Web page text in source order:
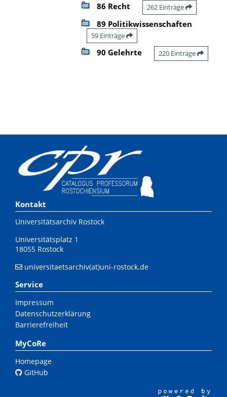
86 Recht 262 Einträge
89 Politikwissenschaften
59 Einträge
90 Gelehrte 220 Einträge
Kontakt
Universitätsarchiv Rostock
Universitätsplatz 1
18055 Rostock
universitaetsarchiv(at)uni-rostock.de
Service
Impressum
Datenschutzerklärung
Barrierefreiheit
MyCoRe
Homepage
GitHub